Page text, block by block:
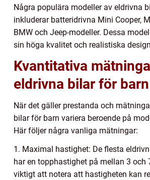
Några populära modeller av eldrivna
inkluderar batteridrivna Mini Cooper,
BMW och Jeep-modeller. Dessa
sin höga kvalitet och realistiska
Kvantitativa
eldrivna bilar för barn
När det gäller prestanda och
bilar för barn variera beroende på
Här följer några vanliga mätningar:
1. Maximal hastighet: De flesta
har en topphastighet på mellan 3 och
viktigt att notera att hastigheten kan